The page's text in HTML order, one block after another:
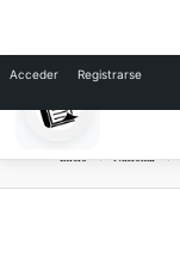
Inicio Nacional
Acceder Registrarse